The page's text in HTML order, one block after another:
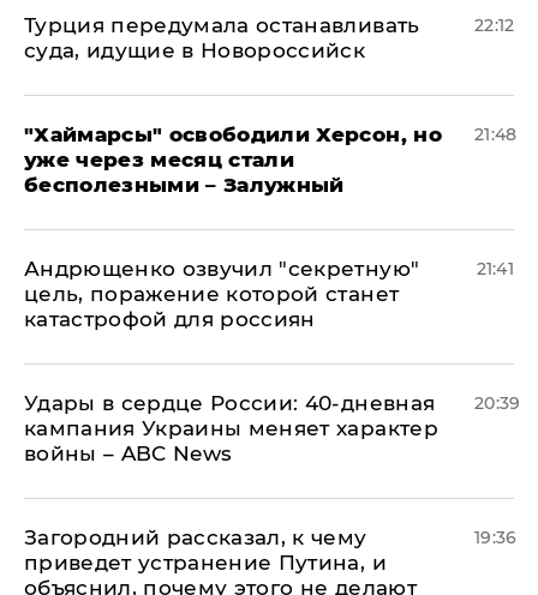
Турция передумала останавливать
суда, идущие в Новороссийск
22:12
"Хаймарсы" освободили Херсон, но
уже через месяц стали
бесполезными – Залужный
21:48
Андрющенко озвучил "секретную"
цель, поражение которой станет
катастрофой для россиян
21:41
Удары в сердце России: 40-дневная
кампания Украины меняет характер
войны – ABC News
20:39
Загородний рассказал, к чему
приведет устранение Путина, и
объяснил, почему этого не делают
19:36